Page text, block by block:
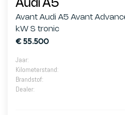
Audi A5
Avant Audi A5 Avant
kW S tronic
€ 55.500
Jaar:
Kilometerstand:
Brandstof:
Dealer: